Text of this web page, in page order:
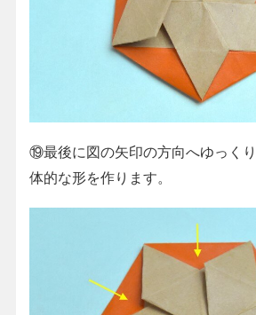
⑲最後に図の矢印の方向へゆっく
体的な形を作ります。